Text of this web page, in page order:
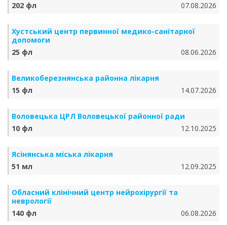
202 фл
07.08.2026
Хустський центр первинної медико-санітарної
допомоги
25 фл
08.06.2026
Великоберезнянська районна лікарня
15 фл
14.07.2026
Воловецька ЦРЛ Воловецької районної ради
10 фл
12.10.2025
Ясінянська міська лікарня
51 мл
12.09.2025
Обласний клінічний центр нейрохірургії та
неврології
140 фл
06.08.2026